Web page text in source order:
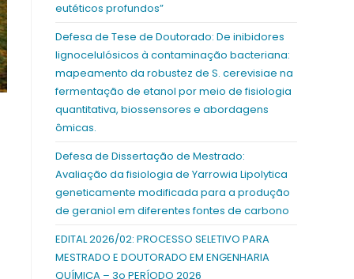
eutéticos profundos”
Defesa de Tese de Doutorado: De inibidores
lignocelulósicos à contaminação bacteriana:
mapeamento da robustez de S. cerevisiae na
fermentação de etanol por meio de fisiologia
quantitativa, biossensores e abordagens
ômicas.
Defesa de Dissertação de Mestrado:
Avaliação da fisiologia de Yarrowia Lipolytica
geneticamente modificada para a produção
de geraniol em diferentes fontes de carbono
EDITAL 2026/02: PROCESSO SELETIVO PARA
MESTRADO E DOUTORADO EM ENGENHARIA
QUÍMICA – 3o PERÍODO 2026